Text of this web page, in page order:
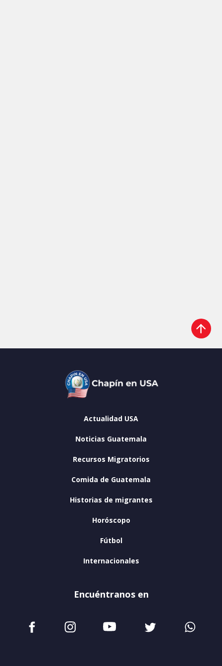
Actualidad USA
Noticias Guatemala
Recursos Migratorios
Comida de Guatemala
Historias de migrantes
Horóscopo
Fútbol
Internacionales
Encuéntranos en